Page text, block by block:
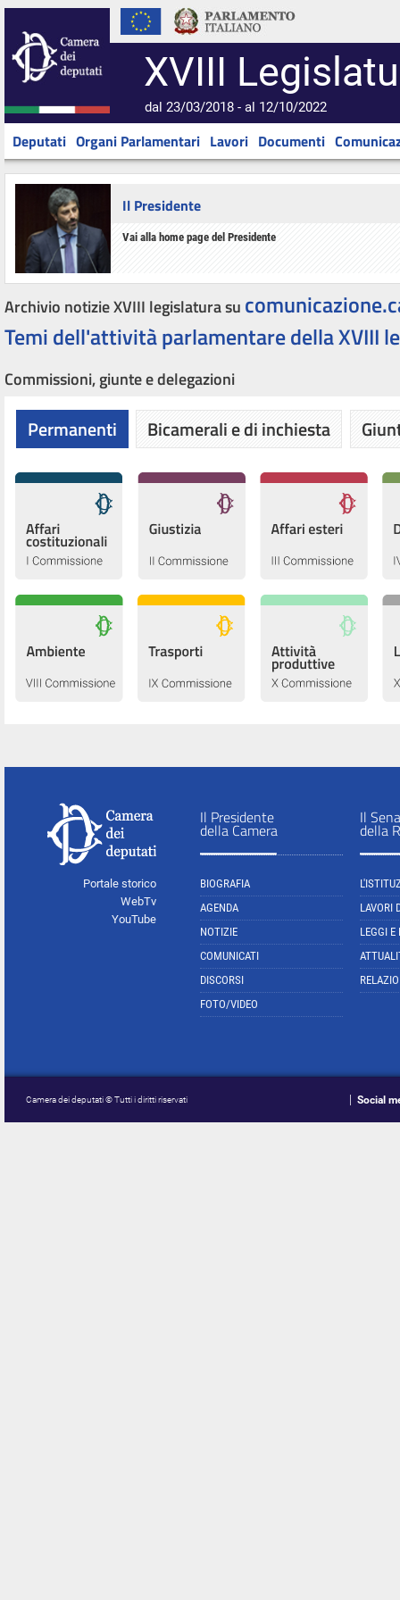
XVIII
dal 23/03/2018 - al 12/10/2022
Deputati Organi Parlamentari Lavori Documenti
Il Presidente
Vai alla home page del Presidente
Archivio notizie XVIII legislatura su
Temi dell'attività parlamentare della XVIII
Commissioni, giunte e delegazioni
Permanenti Bicamerali e di inchiesta
Portale storico
WebTv
YouTube
Il Presidente
della Camera
BIOGRAFIA
AGENDA
NOTIZIE
COMUNICATI
DISCORSI
FOTO/VIDEO
Il
della
LAVORI
LEGGI E
Camera dei deputati © Tutti i diritti riservati Social